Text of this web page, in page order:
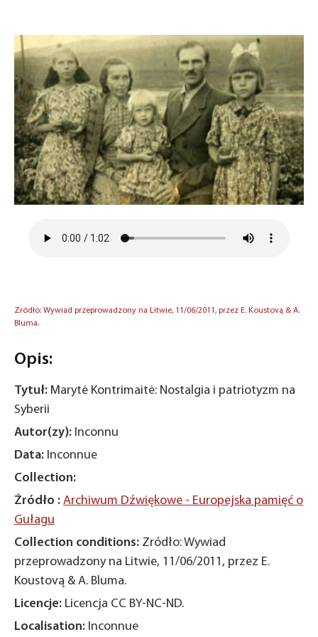
Zródło: Wywiad przeprowadzony na Litwie, 11/06/2011, przez E. Koustovą & A.
Bluma.
Opis:
Tytuł: Marytė Kontrimaitė: Nostalgia i patriotyzm na
Syberii
Autor(zy): Inconnu
Data: Inconnue
Collection:
Źródło : Archiwum Dźwiękowe - Europejska pamięć o
Gułagu
Collection conditions: Zródło: Wywiad
przeprowadzony na Litwie, 11/06/2011, przez E.
Koustovą & A. Bluma.
Licencje: Licencja CC BY-NC-ND.
Localisation: Inconnue